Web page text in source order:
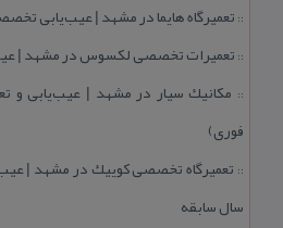
:: تعمیرگاه هایما در مشهد | عیب‌یابی
:: تعمیرات تخصصی لكسوس در مشهد |
:: مكانیك سیار در مشهد | عیب‌یابی
فوری)
::
سال سابقه